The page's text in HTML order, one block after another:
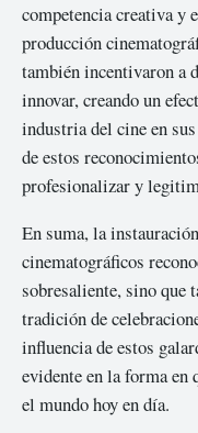
competencia creativa y
producción
también incentivaron a
innovar, creando un
industria del cine en
de estos
profesionalizar y
En suma, la
cinematográficos
sobresaliente, sino que
tradición de
influencia de estos
evidente en la forma en
el mundo hoy en día.